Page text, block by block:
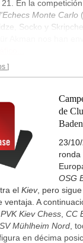
En la
Monte Carlo
Socko y
de
23/
ronda
OSG
el Kiev, pero
ventaja. A
PVK Kiev Chess CC
SV Mühlheim Nord ,
en décima